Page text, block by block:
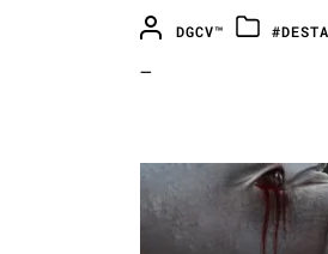
DGCV™
—